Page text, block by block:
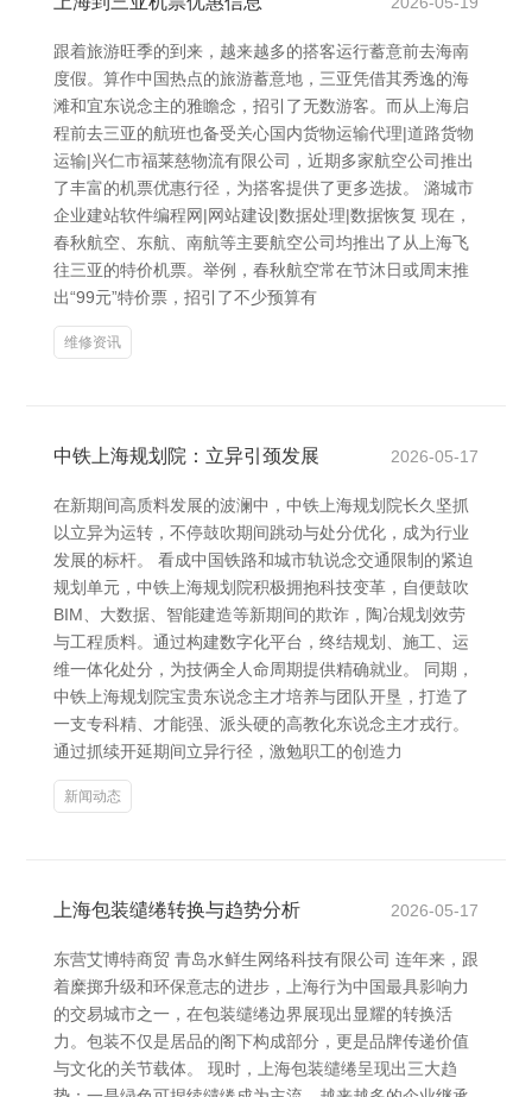
跟着旅游旺季的到来，越来越多的搭客运行蓄意前去海南
度假。算作中国热点的旅游蓄意地，三亚凭借其秀逸的海
滩和宜东说念主的雅瞻念，招引了无数游客。而从上海启
程前去三亚的航班也备受关心国内货物运输代理|道路货物
运输|兴仁市福莱慈物流有限公司，近期多家航空公司推出
了丰富的机票优惠行径，为搭客提供了更多选拔。 潞城市
企业建站软件编程网|网站建设|数据处理|数据恢复 现在，
春秋航空、东航、南航等主要航空公司均推出了从上海飞
往三亚的特价机票。举例，春秋航空常在节沐日或周末推
出“99元”特价票，招引了不少预算有
维修资讯
中铁上海规划院：立异引颈发展 2026-05-17
在新期间高质料发展的波澜中，中铁上海规划院长久坚抓
以立异为运转，不停鼓吹期间跳动与处分优化，成为行业
发展的标杆。 看成中国铁路和城市轨说念交通限制的紧迫
规划单元，中铁上海规划院积极拥抱科技变革，自便鼓吹
BIM、大数据、智能建造等新期间的欺诈，陶冶规划效劳
与工程质料。通过构建数字化平台，终结规划、施工、运
维一体化处分，为技俩全人命周期提供精确就业。 同期，
中铁上海规划院宝贵东说念主才培养与团队开垦，打造了
一支专科精、才能强、派头硬的高教化东说念主才戎行。
通过抓续开延期间立异行径，激勉职工的创造力
新闻动态
上海包装缱绻转换与趋势分析 2026-05-17
东营艾博特商贸 青岛水鲜生网络科技有限公司 连年来，跟
着糜掷升级和环保意志的进步，上海行为中国最具影响力
的交易城市之一，在包装缱绻边界展现出显耀的转换活
力。包装不仅是居品的阁下构成部分，更是品牌传递价值
与文化的关节载体。 现时，上海包装缱绻呈现出三大趋